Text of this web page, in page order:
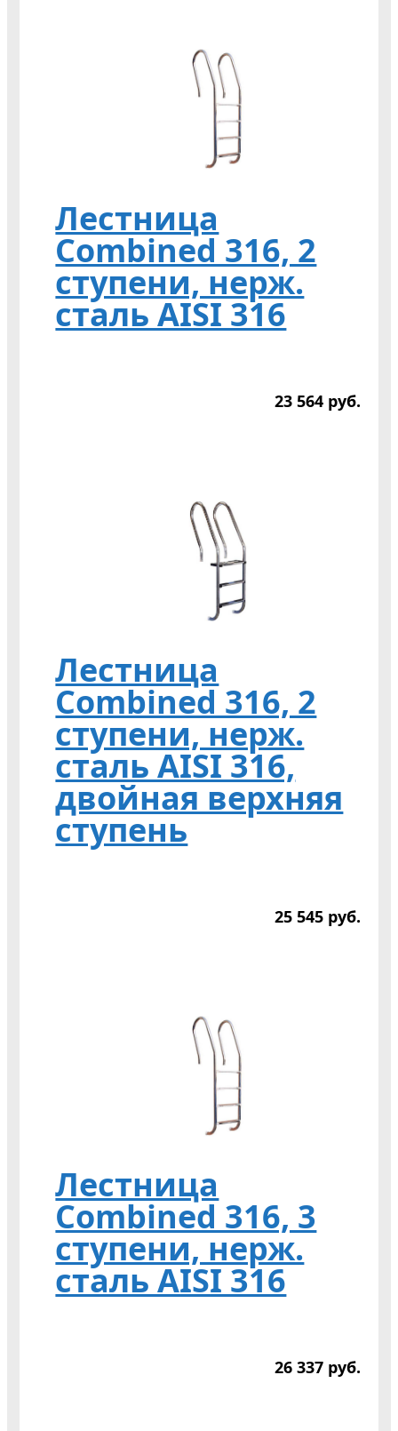
Лестница
Combined 316, 2
ступени, нерж.
сталь AISI 316
23 564 руб.
Лестница
Combined 316, 2
ступени, нерж.
сталь AISI 316,
двойная верхняя
ступень
25 545 руб.
Лестница
Combined 316, 3
ступени, нерж.
сталь AISI 316
26 337 руб.